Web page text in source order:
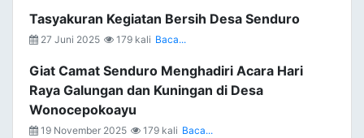
Tasyakuran Kegiatan Bersih Desa Senduro
27 Juni 2025 179 kali Baca...
Giat Camat Senduro Menghadiri Acara Hari
Raya Galungan dan Kuningan di Desa
Wonocepokoayu
19 November 2025 179 kali Baca...